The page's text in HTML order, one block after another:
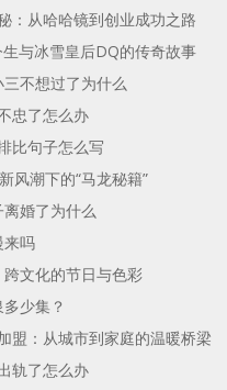
：从哈哈镜到创业成功之路
与冰雪皇后DQ的传奇故事
不想过了为什么
忠了怎么办
比句子怎么写
风潮下的“马龙秘籍”
婚了为什么
来吗
文化的节日与色彩
少集？
盟：从城市到家庭的温暖桥梁
轨了怎么办